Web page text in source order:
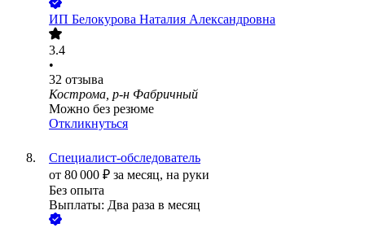
ИП Белокурова Наталия Александровна
3.4
•
32 отзыва
Кострома, р-н Фабричный
Можно без резюме
Откликнуться
Специалист-обследователь
от 80 000 ₽ за месяц, на руки
Без опыта
Выплаты: Два раза в месяц